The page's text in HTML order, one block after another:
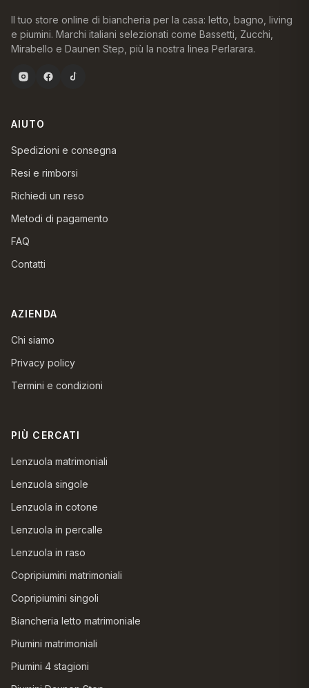
Il tuo store online di biancheria per la casa: letto, bagno, living
e piumini. Marchi italiani selezionati come Bassetti, Zucchi,
Mirabello e Daunen Step, più la nostra linea Perlarara.
AIUTO
Spedizioni e consegna
Resi e rimborsi
Richiedi un reso
Metodi di pagamento
FAQ
Contatti
AZIENDA
Chi siamo
Privacy policy
Termini e condizioni
PIÙ CERCATI
Lenzuola matrimoniali
Lenzuola singole
Lenzuola in cotone
Lenzuola in percalle
Lenzuola in raso
Copripiumini matrimoniali
Copripiumini singoli
Biancheria letto matrimoniale
Piumini matrimoniali
Piumini 4 stagioni